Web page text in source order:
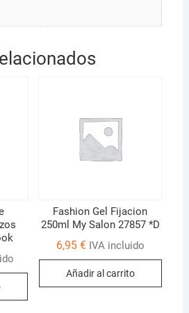
Fashion Gel Fijacion
250ml My Salon 27857 *D
6,95 € IVA incluido
Añadir al carrito